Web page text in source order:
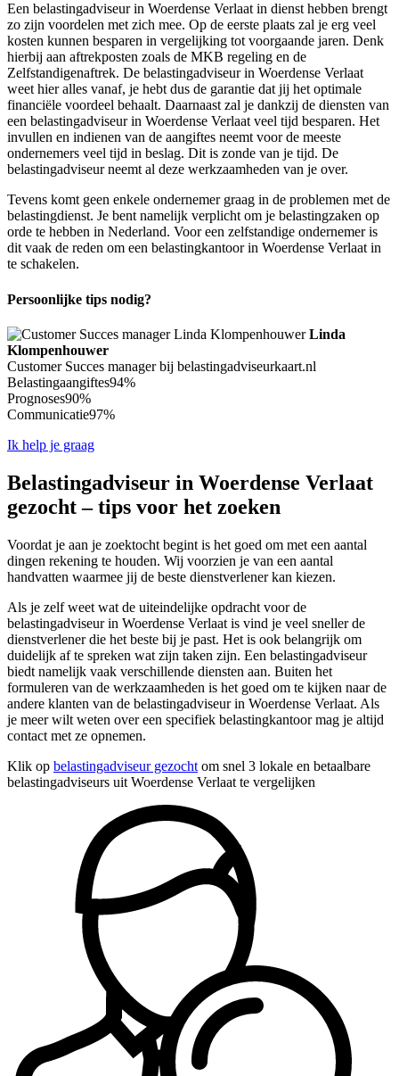
Een belastingadviseur in Woerdense Verlaat in dienst hebben brengt
zo zijn voordelen met zich mee. Op de eerste plaats zal je erg veel
kosten kunnen besparen in vergelijking tot voorgaande jaren. Denk
hierbij aan aftrekposten zoals de MKB regeling en de
Zelfstandigenaftrek. De belastingadviseur in Woerdense Verlaat
weet hier alles vanaf, je hebt dus de garantie dat jij het optimale
financiële voordeel behaalt. Daarnaast zal je dankzij de diensten van
een belastingadviseur in Woerdense Verlaat veel tijd besparen. Het
invullen en indienen van de aangiftes neemt voor de meeste
ondernemers veel tijd in beslag. Dit is zonde van je tijd. De
belastingadviseur neemt al deze werkzaamheden van je over.
Tevens komt geen enkele ondernemer graag in de problemen met de
belastingdienst. Je bent namelijk verplicht om je belastingzaken op
orde te hebben in Nederland. Voor een zelfstandige ondernemer is
dit vaak de reden om een belastingkantoor in Woerdense Verlaat in
te schakelen.
Persoonlijke tips nodig?
Linda
Klompenhouwer
Customer Succes manager bij belastingadviseurkaart.nl
Belastingaangiftes94%
Prognoses90%
Communicatie97%
Ik help je graag
Belastingadviseur in Woerdense Verlaat
gezocht – tips voor het zoeken
Voordat je aan je zoektocht begint is het goed om met een aantal
dingen rekening te houden. Wij voorzien je van een aantal
handvatten waarmee jij de beste dienstverlener kan kiezen.
Als je zelf weet wat de uiteindelijke opdracht voor de
belastingadviseur in Woerdense Verlaat is vind je veel sneller de
dienstverlener die het beste bij je past. Het is ook belangrijk om
duidelijk af te spreken wat zijn taken zijn. Een belastingadviseur
biedt namelijk vaak verschillende diensten aan. Buiten het
formuleren van de werkzaamheden is het goed om te kijken naar de
andere klanten van de belastingadviseur in Woerdense Verlaat. Als
je meer wilt weten over een specifiek belastingkantoor mag je altijd
contact met ze opnemen.
Klik op belastingadviseur gezocht om snel 3 lokale en betaalbare
belastingadviseurs uit Woerdense Verlaat te vergelijken